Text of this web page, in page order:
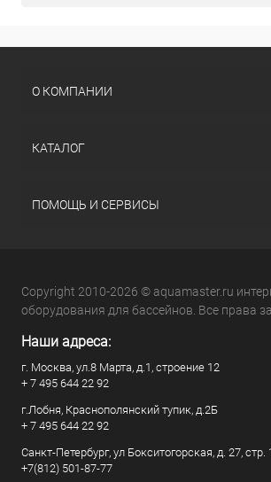
О КОМПАНИИ
КАТАЛОГ
ПОМОЩЬ И СЕРВИСЫ
Copyright 2010-2026 © aquamaster.ru
оборудования для бассейнов. Все права
Наши адреса:
г. Москва, ул.8 Марта, д.1, строение 12
+ 7 495 644 22 92
г.Лобня, Краснополянский тупик, д.2Б
+ 7 495 644 22 92
Санкт-Петербург, ул Бокситогорская, д. 27, стр.
+7(812) 501-87-77